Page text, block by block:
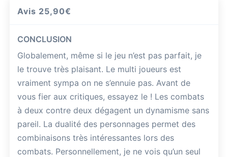
Avis 25,90€
CONCLUSION
Globalement, même si le jeu n’est pas parfait, je
le trouve très plaisant. Le multi joueurs est
vraiment sympa on ne s’ennuie pas. Avant de
vous fier aux critiques, essayez le ! Les combats
à deux contre deux dégagent un dynamisme sans
pareil. La dualité des personnages permet des
combinaisons très intéressantes lors des
combats. Personnellement, je ne vois qu’un seul